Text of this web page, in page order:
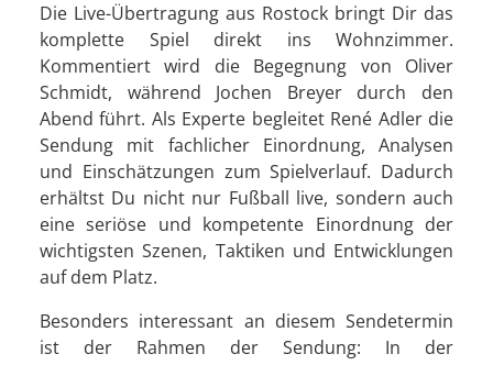
Die Live-Übertragung aus Rostock bringt Dir das
komplette Spiel direkt ins Wohnzimmer.
Kommentiert wird die Begegnung von Oliver
Schmidt, während Jochen Breyer durch den
Abend führt. Als Experte begleitet René Adler die
Sendung mit fachlicher Einordnung, Analysen
und Einschätzungen zum Spielverlauf. Dadurch
erhältst Du nicht nur Fußball live, sondern auch
eine seriöse und kompetente Einordnung der
wichtigsten Szenen, Taktiken und Entwicklungen
auf dem Platz.
Besonders interessant an diesem Sendetermin
ist der Rahmen der Sendung: In der